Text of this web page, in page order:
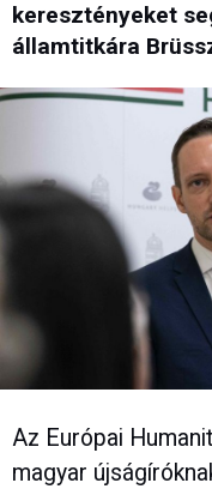
keresztényeket
államtitkára
Az Európai
magyar